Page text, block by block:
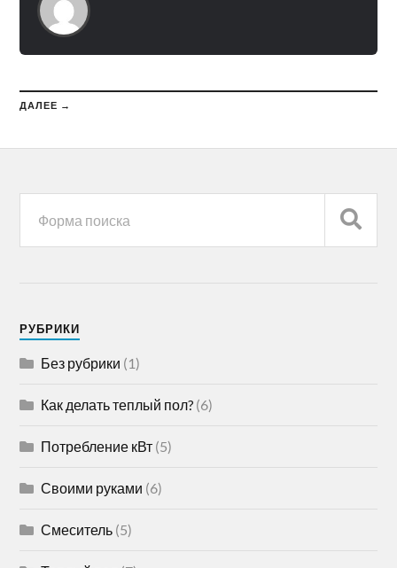
ДАЛЕЕ →
РУБРИКИ
Без рубрики (1)
Как делать теплый пол? (6)
Потребление кВт (5)
Своими руками (6)
Смеситель (5)